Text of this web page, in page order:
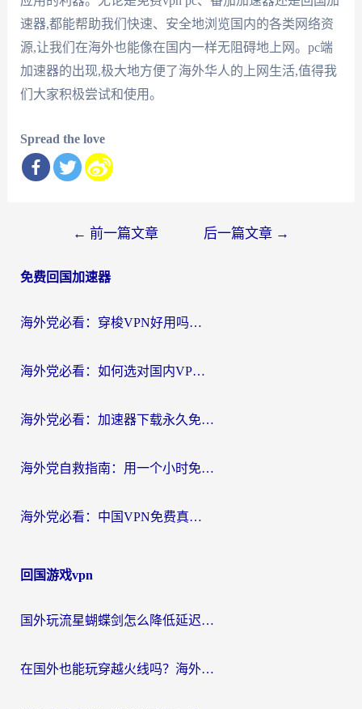
速器,都能帮助我们快速、安全地浏览国内的各类网络资
源,让我们在海外也能像在国内一样无阻碍地上网。pc端
加速器的出现,极大地方便了海外华人的上网生活,值得我
们大家积极尝试和使用。
Spread the love
导
← 前一篇文章 后一篇文章 →
免费回国加速器
海外党必看：穿梭VPN好用吗？和云帆VPN对比哪个回国效果更好？附真实测评+避坑指南
海外党必看：如何选对国内VPN，实现无缝访问国内资源？
海外党必看：加速器下载永久免费版真的存在吗？教你无缝访问国内资源的正确姿势
海外党自救指南：用一个小时免费加速器，轻松打破国内资源访问壁垒？
海外党必看：中国VPN免费真的靠谱吗？手把手教你选对回国加速器
回国游戏vpn
国外玩流星蝴蝶剑怎么降低延迟？海外党必看的加速秘籍（含欧洲鸣潮&彩虹岛优化攻略）
在国外也能玩穿越火线吗？海外玩家国服游戏畅玩终极指南